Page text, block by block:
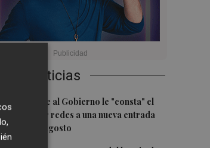
Noticias
señala que al Gobierno le "consta" el
por redes a una nueva entrada
el 15 de agosto